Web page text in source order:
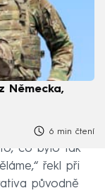
Německa,
6 min čtení
co bylo tak
řekl při
původně